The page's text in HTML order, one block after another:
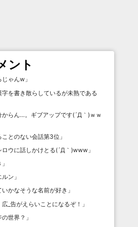
ント
じゃんw 」
字を書き散らしているが未熟である
からん…。ギブアップです(´Д｀)ｗｗ
ことのない会話第3位 」
ロウに話しかけとる(´Д｀)www 」
」
ルン 」
かなそうな名前が好き 」
_告がえらいことになるぞ！ 」
世界？ 」